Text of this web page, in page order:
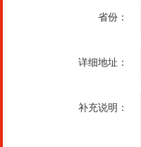
省份：
详细地址：
补充说明：